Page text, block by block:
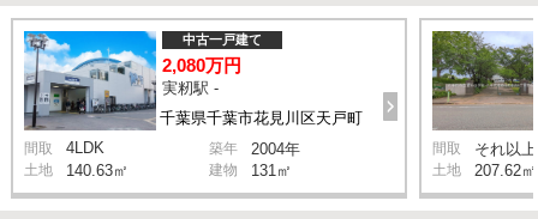
千葉県千葉市花見川区天戸町
中古一戸建て
2,080万円
実籾駅 -
間取 4LDK 築年 2004年
土地 140.63㎡ 建物 131㎡
間取 それ以上
土地 207.62㎡